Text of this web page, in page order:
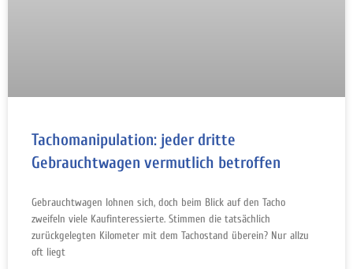
Tachomanipulation: jeder dritte
Gebrauchtwagen vermutlich betroffen
Gebrauchtwagen lohnen sich, doch beim Blick auf den Tacho
zweifeln viele Kaufinteressierte. Stimmen die tatsächlich
zurückgelegten Kilometer mit dem Tachostand überein? Nur allzu
oft liegt